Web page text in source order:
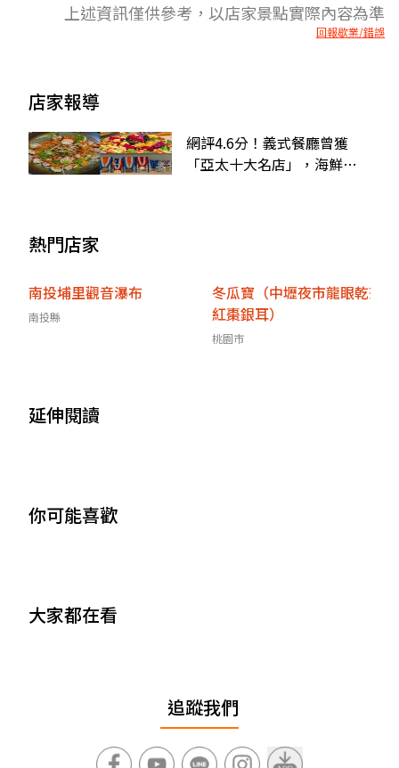
上述資訊僅供參考，以店家景點實際內容為準
回報歇業/錯誤
店家報導
網評4.6分！義式餐廳曾獲
「亞太十大名店」，海鮮燉
熱門店家
南投埔里觀音瀑布
南投縣
冬瓜寶（中壢夜市龍眼乾茶
紅棗銀耳）
桃園市
延伸閱讀
你可能喜歡
大家都在看
追蹤我們